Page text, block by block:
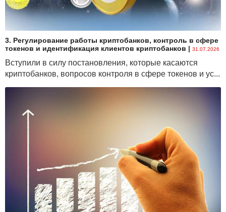
3. Регулирование работы криптобанков, контроль в сфере
токенов и идентификация клиентов криптобанков | 31.07.2026
Вступили в силу постановления, которые касаются
криптобанков, вопросов контроля в сфере токенов и ус...